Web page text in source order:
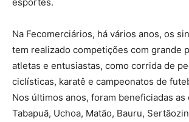
Na Fecomerciários, há vários anos, os
tem realizado competições com grande
atletas e entusiastas, como corrida de
ciclísticas, karatê e campeonatos de
Nos últimos anos, foram beneficiadas as
Tabapuã, Uchoa, Matão, Bauru,